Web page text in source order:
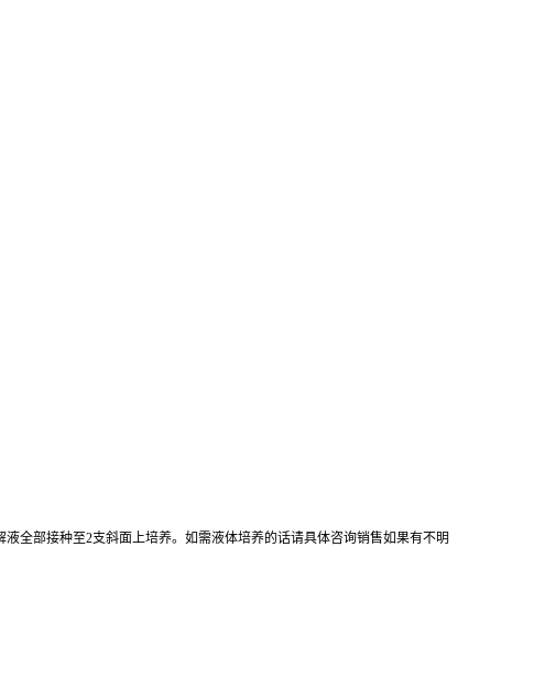
全部接种至2支斜面上培养。如需液体培养的话请具体咨询销售如果有不明